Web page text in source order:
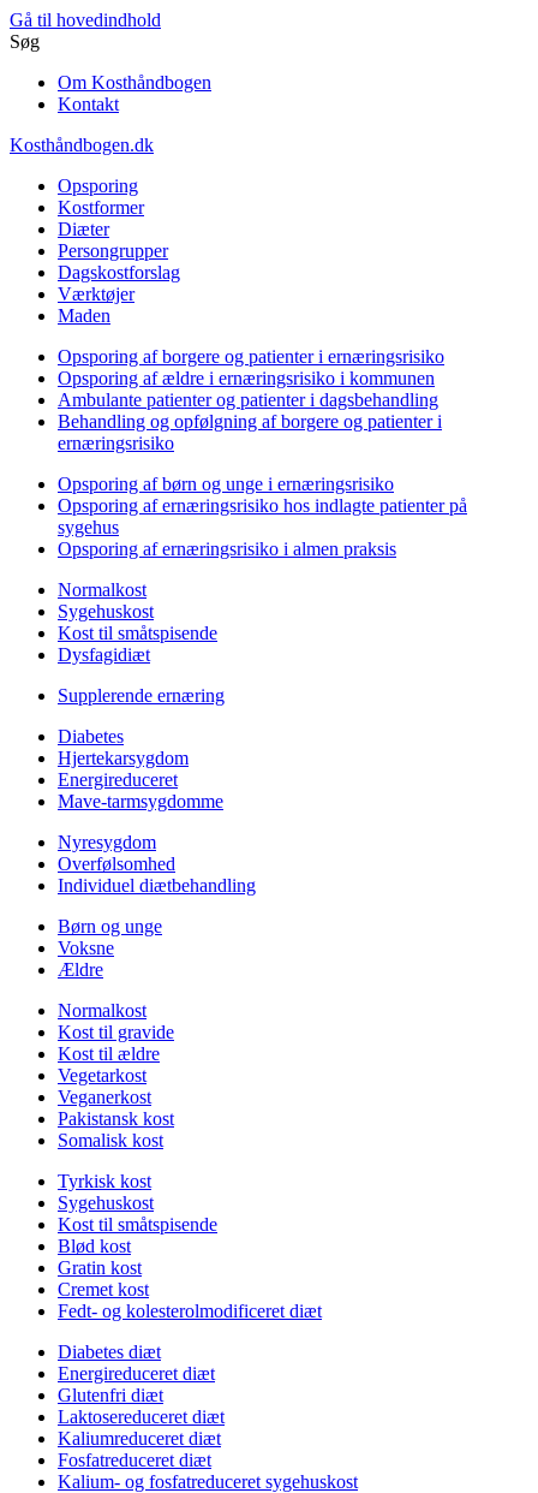
Gå til hovedindhold
Søg
Om Kosthåndbogen
Kontakt
Kosthåndbogen.dk
Opsporing
Kostformer
Diæter
Persongrupper
Dagskostforslag
Værktøjer
Maden
Opsporing af borgere og patienter i ernæringsrisiko
Opsporing af ældre i ernæringsrisiko i kommunen
Ambulante patienter og patienter i dagsbehandling
Behandling og opfølgning af borgere og patienter i
ernæringsrisiko
Opsporing af børn og unge i ernæringsrisiko
Opsporing af ernæringsrisiko hos indlagte patienter på
sygehus
Opsporing af ernæringsrisiko i almen praksis
Normalkost
Sygehuskost
Kost til småtspisende
Dysfagidiæt
Supplerende ernæring
Diabetes
Hjertekarsygdom
Energireduceret
Mave-tarmsygdomme
Nyresygdom
Overfølsomhed
Individuel diætbehandling
Børn og unge
Voksne
Ældre
Normalkost
Kost til gravide
Kost til ældre
Vegetarkost
Veganerkost
Pakistansk kost
Somalisk kost
Tyrkisk kost
Sygehuskost
Kost til småtspisende
Blød kost
Gratin kost
Cremet kost
Fedt- og kolesterolmodificeret diæt
Diabetes diæt
Energireduceret diæt
Glutenfri diæt
Laktosereduceret diæt
Kaliumreduceret diæt
Fosfatreduceret diæt
Kalium- og fosfatreduceret sygehuskost